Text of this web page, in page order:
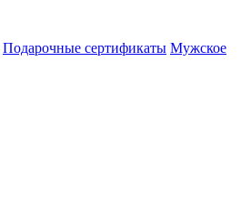
Подарочные сертификаты Мужское